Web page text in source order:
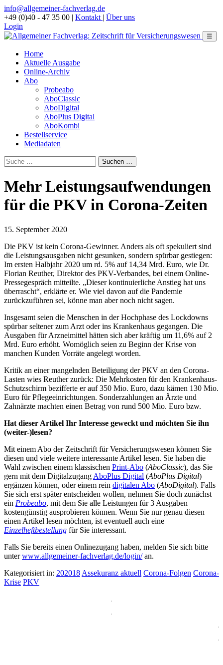
info@allgemeiner-fachverlag.de
+49 (0)40 - 47 35 00 | Kontakt | Über uns
Login
☰
Home
Aktuelle Ausgabe
Online-Archiv
Abo
Probeabo
AboClassic
AboDigital
AboPlus Digital
AboKombi
Bestellservice
Mediadaten
Mehr Leistungsaufwendungen
für die PKV in Corona-Zeiten
15. September 2020
Die PKV ist kein Corona-Gewinner. Anders als oft spekuliert sind
die Leistungsausgaben nicht gesunken, sondern spürbar gestiegen:
Im ersten Halbjahr 2020 um rd. 5% auf 14,34 Mrd. Euro, wie Dr.
Florian Reuther, Direktor des PKV-Verbandes, bei einem Online-
Pressegespräch mitteilte. „Dieser kontinuierliche Anstieg hat uns
überrascht“, erklärte er. Wie viel davon auf die Pandemie
zurückzuführen sei, könne man aber noch nicht sagen.
Insgesamt seien die Menschen in der Hochphase des Lockdowns
spürbar seltener zum Arzt oder ins Krankenhaus gegangen. Die
Ausgaben für Arzneimittel hätten sich aber kräftig um 11,6% auf 2
Mrd. Euro erhöht. Womöglich seien zu Beginn der Krise von
manchen Kunden Vorräte angelegt worden.
Kritik an einer mangelnden Beteiligung der PKV an den Corona-
Lasten wies Reuther zurück: Die Mehrkosten für den Krankenhaus-
Schutzschirm bezifferte er auf 350 Mio. Euro, dazu kämen 130 Mio.
Euro für Pflegeeinrichtungen. Sonderzahlungen an Ärzte und
Zahnärzte machten einen Betrag von rund 500 Mio. Euro bzw.
Hat dieser Artikel Ihr Interesse geweckt und möchten Sie ihn
(weiter-)lesen?
Mit einem Abo der Zeitschrift für Versicherungswesen können Sie
diesen und viele weitere interessante Artikel lesen. Sie haben die
Wahl zwischen einem klassischen Print-Abo (AboClassic), das Sie
gern mit dem Digitalzugang AboPlus Digital (AboPlus Digital)
ergänzen können, oder einem rein digitalen Abo (AboDigital). Falls
Sie sich erst später entscheiden wollen, nehmen Sie doch zunächst
ein Probeabo, mit dem Sie alle Leistungen für 3 Ausgaben
kostengünstig ausprobieren können. Wenn Sie nur genau diesen
einen Artikel lesen möchten, ist eventuell auch eine
Einzelheftbestellung für Sie interessant.
Falls Sie bereits einen Onlinezugang haben, melden Sie sich bitte
unterwww.allgemeiner-fachverlag.de/login/an.
Kategorisiert in: 202018 Assekuranz aktuell Corona-Folgen Corona-
Krise PKV